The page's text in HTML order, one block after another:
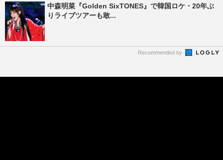
中森明菜『Golden SixTONES』で韓国ロケ・20年ぶ
りライブツアーも敢...
Recommended by